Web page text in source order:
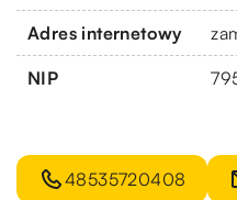
Adres internetowy
NIP
48535720408